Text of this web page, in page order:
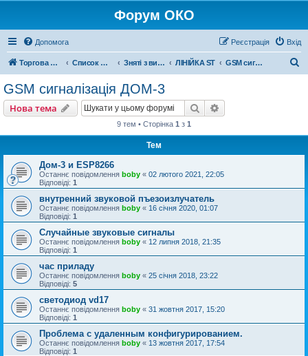
Форум ОКО
Допомога Вхід
Реєстрація
Торгова марка ОКО Список форумів Зняті з виробництва ЛІНІЙКА ST GSM сигналізація ДОМ-3
GSM сигналізація ДОМ-3
Нова тема Пошук
9 тем • Сторінка 1 з 1
Тем
Дом-3 и ESP8266
Останнє повідомлення boby « 02 лютого 2021, 22:05
Відповіді: 1
внутренний звуковой пъезоизлучатель
Останнє повідомлення boby « 16 січня 2020, 01:07
Відповіді: 1
Случайные звуковые сигналы
Останнє повідомлення boby « 12 липня 2018, 21:35
Відповіді: 1
час приладу
Останнє повідомлення boby « 25 січня 2018, 23:22
Відповіді: 5
светодиод vd17
Останнє повідомлення boby « 31 жовтня 2017, 15:20
Відповіді: 1
Проблема с удаленным конфигурированием.
Останнє повідомлення boby « 13 жовтня 2017, 17:54
Відповіді: 1